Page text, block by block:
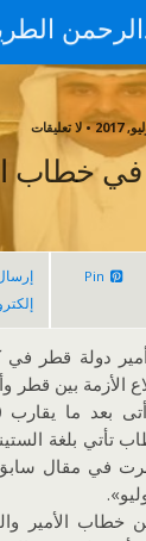
في خطاب
Pin
دولة قطر في
الأزمة بين قطر
تأتي بلغة
أشرت في مقال
خطاب الأمير